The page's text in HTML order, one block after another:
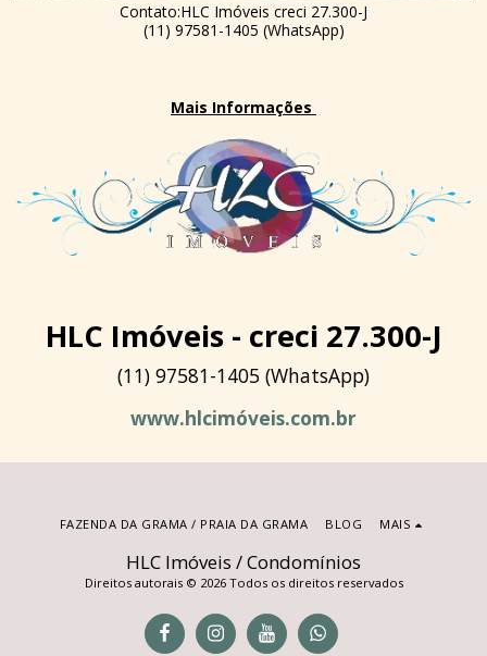
Contato:HLC Imóveis creci 27.300-J
(11) 97581-1405 (WhatsApp)
Mais Informações
HLC Imóveis - creci 27.300-J
(11) 97581-1405 (WhatsApp)
www.hlcimóveis.com.br
HLC Imóveis / Condomínios
Direitos autorais © 2026 Todos os direitos reservados
FAZENDA DA GRAMA / PRAIA DA GRAMA BLOG MAIS